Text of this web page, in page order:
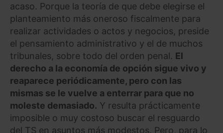
acaso. Porque la teoría de que debe elegirse el
planteamiento más oneroso fiscalmente para
realizar actividades o actos y negocios, preside
el pensamiento administrativo y el de muchos
tribunales, sobre todo del orden penal. El
derecho a la economía de opción sigue vivo y
reaparece periódicamente, pero con las
mismas se le vuelve a enterrar para que no
moleste demasiado. Y resulta prácticamente
imposible o muy costoso buscar el resguardo
del TS en asuntos más modestos. Pero, para lo